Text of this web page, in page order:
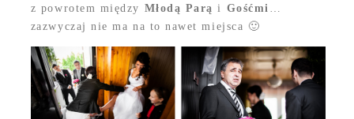
z powrotem między Młodą Parą i Gośćmi
zazwyczaj nie ma na to nawet miejsca 🙂